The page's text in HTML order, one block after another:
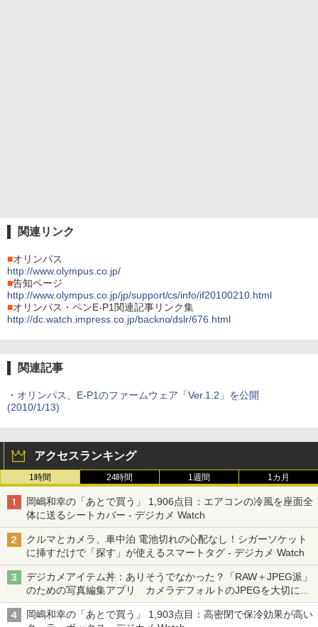
関連リンク
■オリンパス
http://www.olympus.co.jp/
■告知ページ
http://www.olympus.co.jp/jp/support/cs/info/if20100210.html
■オリンパス・ペンE-P1関連記事リンク集
http://dc.watch.impress.co.jp/backno/dslr/676.html
関連記事
・ オリンパス、E-P1のファームウェア「Ver.1.2」を公開
(2010/1/13)
アクセスランキング
1時間 24時間 1週間 1カ月
岡嶋和幸の「あとで買う」 1,906点目：エアコンの冷風を座面全
体に送るシートカバー - デジカメ Watch
クルマとカメラ、車中泊 電池切れの心配なし！シガーソケット
に挿すだけで「探す」が使えるスマートタグ - デジカメ Watch
デジカメアイテム丼：ありそうでなかった？「RAW＋JPEG派」
のための写真編集アプリ カメラデフォルトのJPEGを大切にす
る「Filmator」
岡嶋和幸の「あとで買う」 1,903点目：高密閉で保冷効果が高い